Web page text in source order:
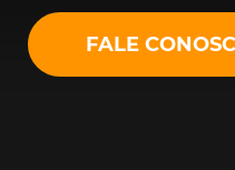
FALE